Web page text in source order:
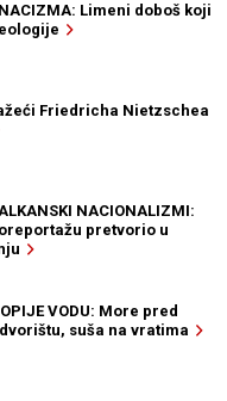
NACIZMA: Limeni doboš koji
Friedricha Nietzschea
NACIONALIZMI:
pretvorio u
VODU: More pred
suša na vratima